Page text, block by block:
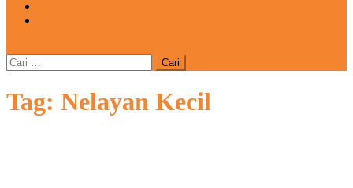
Cari
untuk:
Tag: Nelayan Kecil